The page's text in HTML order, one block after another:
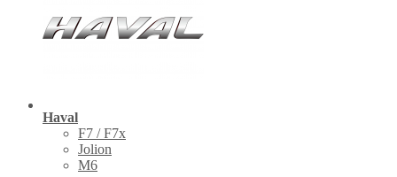
Haval
F7 / F7x
Jolion
M6